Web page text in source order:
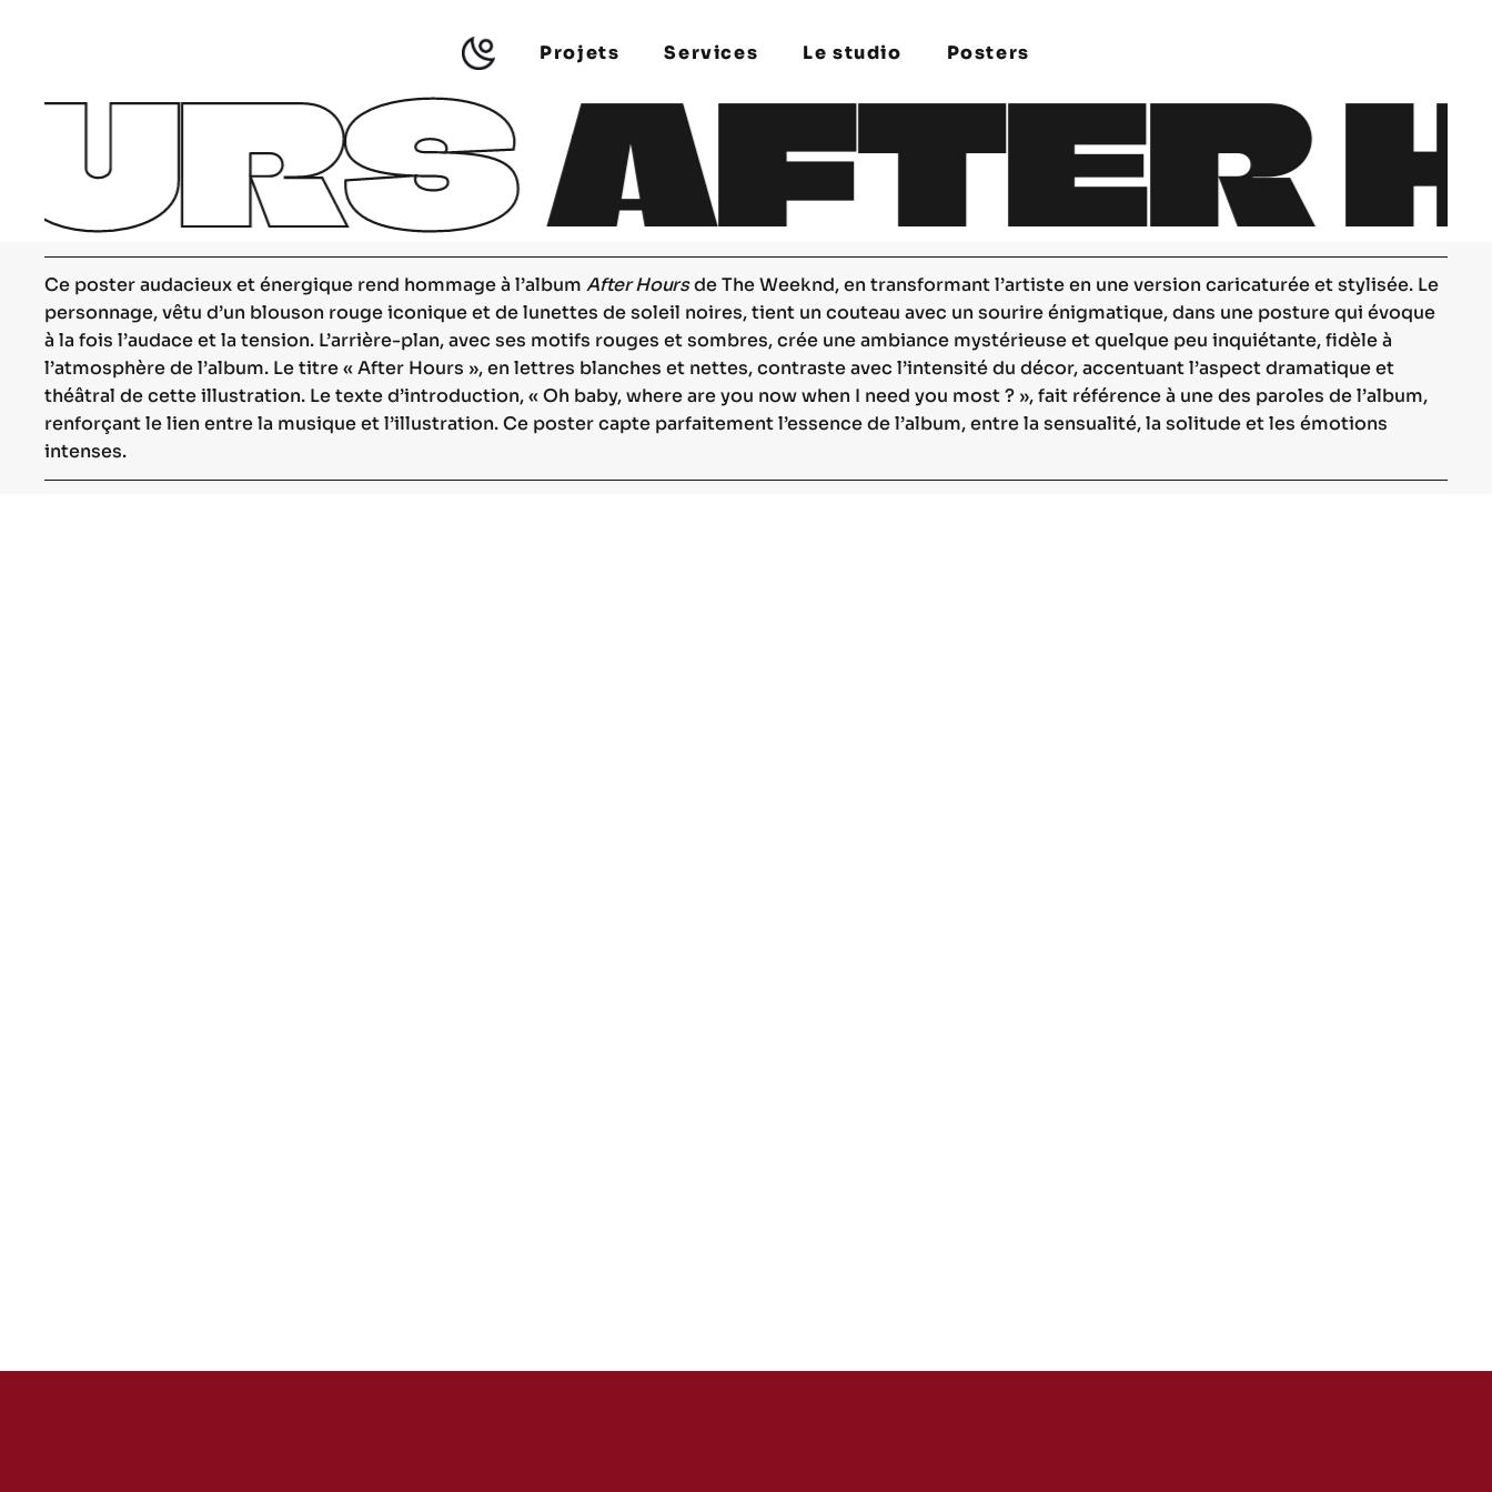
Hit enter to search or ESC to close
Search
Projets Services Le studio Posters
AFTER
Ce poster audacieux et énergique rend hommage à l’albumAfter Hoursde The Weeknd, en transformant l’artiste en une version caricaturée et stylisée. Le
personnage, vêtu d’un blouson rouge iconique et de lunettes de soleil noires, tient un couteau avec un sourire énigmatique, dans une posture qui évoque
à la fois l’audace et la tension. L’arrière-plan, avec ses motifs rouges et sombres, crée une ambiance mystérieuse et quelque peu inquiétante, fidèle à
l’atmosphère de l’album. Le titre « After Hours », en lettres blanches et nettes, contraste avec l’intensité du décor, accentuant l’aspect dramatique et
théâtral de cette illustration. Le texte d’introduction, « Oh baby, where are you now when I need you most ? », fait référence à une des paroles de l’album,
renforçant le lien entre la musique et l’illustration. Ce poster capte parfaitement l’essence de l’album, entre la sensualité, la solitude et les émotions
intenses.